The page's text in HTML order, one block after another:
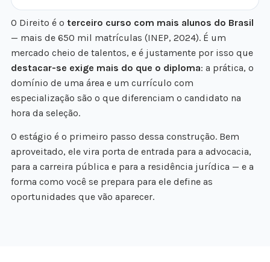
O Direito é o terceiro curso com mais alunos do Brasil
— mais de 650 mil matrículas (INEP, 2024). É um
mercado cheio de talentos, e é justamente por isso que
destacar-se exige mais do que o diploma: a prática, o
domínio de uma área e um currículo com
especialização são o que diferenciam o candidato na
hora da seleção.
O estágio é o primeiro passo dessa construção. Bem
aproveitado, ele vira porta de entrada para a advocacia,
para a carreira pública e para a residência jurídica — e a
forma como você se prepara para ele define as
oportunidades que vão aparecer.